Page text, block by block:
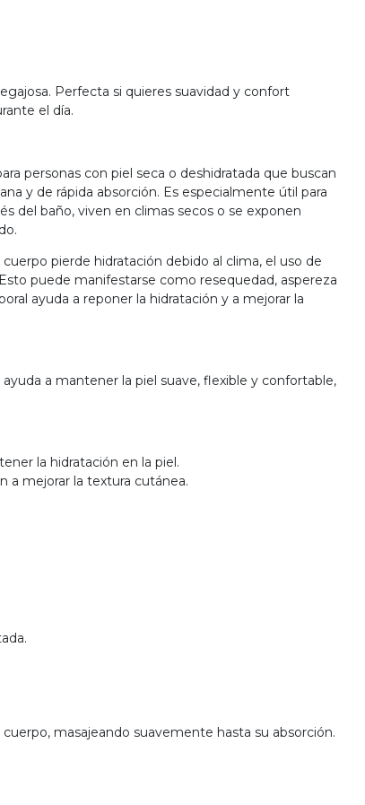
Perfecta si quieres suavidad y confort
el día.
personas con piel seca o deshidratada que buscan
y de rápida absorción. Es especialmente útil para
del baño, viven en climas secos o se exponen
pierde hidratación debido al clima, el uso de
puede manifestarse como resequedad, aspereza
ayuda a reponer la hidratación y a mejorar la
a mantener la piel suave, flexible y confortable,
la hidratación en la piel.
a mejorar la textura cutánea.
masajeando suavemente hasta su absorción.